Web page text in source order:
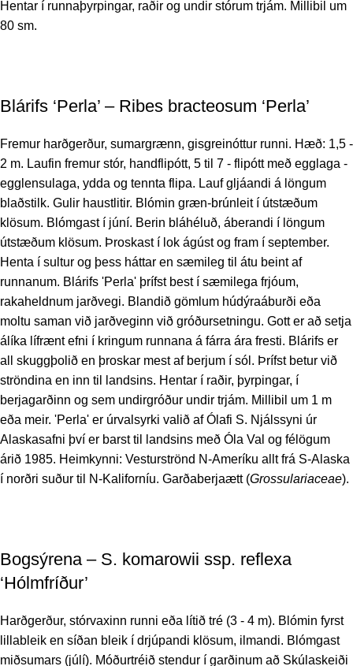
Hentar í runnaþyrpingar, raðir og undir stórum trjám. Millibil um
80 sm.
Blárifs ‘Perla’ – Ribes bracteosum ‘Perla’
Fremur harðgerður, sumargrænn, gisgreinóttur runni. Hæð: 1,5 -
2 m. Laufin fremur stór, handflipótt, 5 til 7 - flipótt með egglaga -
egglensulaga, ydda og tennta flipa. Lauf gljáandi á löngum
blaðstilk. Gulir haustlitir. Blómin græn-brúnleit í útstæðum
klösum. Blómgast í júní. Berin bláhéluð, áberandi í löngum
útstæðum klösum. Þroskast í lok ágúst og fram í september.
Henta í sultur og þess háttar en sæmileg til átu beint af
runnanum. Blárifs 'Perla' þrífst best í sæmilega frjóum,
rakaheldnum jarðvegi. Blandið gömlum húdýraáburði eða
moltu saman við jarðveginn við gróðursetningu. Gott er að setja
álíka lífrænt efni í kringum runnana á fárra ára fresti. Blárifs er
all skuggþolið en þroskar mest af berjum í sól. Þrífst betur við
ströndina en inn til landsins. Hentar í raðir, þyrpingar, í
berjagarðinn og sem undirgróður undir trjám. Millibil um 1 m
eða meir. 'Perla' er úrvalsyrki valið af Ólafi S. Njálssyni úr
Alaskasafni því er barst til landsins með Óla Val og félögum
árið 1985. Heimkynni: Vesturströnd N-Ameríku allt frá S-Alaska
í norðri suður til N-Kaliforníu. Garðaberjaætt (Grossulariaceae).
Bogsýrena – S. komarowii ssp. reflexa
‘Hólmfríður’
Harðgerður, stórvaxinn runni eða lítið tré (3 - 4 m). Blómin fyrst
lillableik en síðan bleik í drjúpandi klösum, ilmandi. Blómgast
miðsumars (júlí). Móðurtréið stendur í garðinum að Skúlaskeiði